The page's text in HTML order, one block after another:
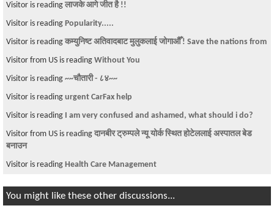
Visitor is reading Sajha Gazer: Dating Miss Sajha
Visitor is reading Loyalty takes butler from poor Nepal village to NY
Visitor from US is readingMemories
Visitor from US is reading अमेरिकामा हुनेले भोट गरे हुने ...
Visitor is reading Why Kantipur Publications Should Be Boycotted
Visitor is reading भुवन केसीले मेरो सबै सम्पत्ति खाने दाउ गरिरहेको छ
Visitor is reading Kanchi lai ghumaune kathmandu sahara ....
Visitor is reading ONLINE QA / DA (DATA ANALYSIS) TRAINING